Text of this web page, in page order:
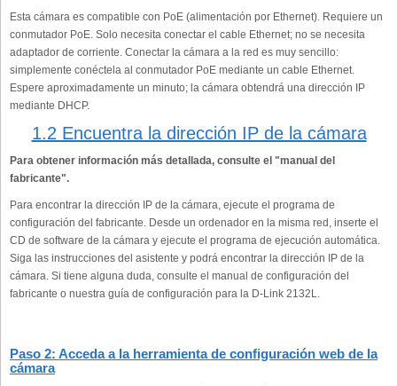
Esta cámara es compatible con PoE (alimentación por Ethernet). Requiere un
conmutador PoE. Solo necesita conectar el cable Ethernet; no se necesita
adaptador de corriente. Conectar la cámara a la red es muy sencillo:
simplemente conéctela al conmutador PoE mediante un cable Ethernet.
Espere aproximadamente un minuto; la cámara obtendrá una dirección IP
mediante DHCP.
1.2 Encuentra la dirección IP de la cámara
Para obtener información más detallada, consulte el "manual del
fabricante".
Para encontrar la dirección IP de la cámara, ejecute el programa de
configuración del fabricante. Desde un ordenador en la misma red, inserte el
CD de software de la cámara y ejecute el programa de ejecución automática.
Siga las instrucciones del asistente y podrá encontrar la dirección IP de la
cámara. Si tiene alguna duda, consulte el manual de configuración del
fabricante o nuestra guía de configuración para la D-Link 2132L.
Paso 2: Acceda a la herramienta de configuración web de la
cámara